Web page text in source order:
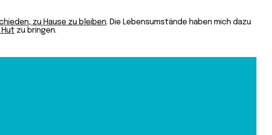
zu Hause zu bleiben. Die Lebensumstände haben mich dazu
zu bringen.